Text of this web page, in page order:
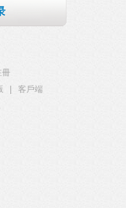
冊
客戶端